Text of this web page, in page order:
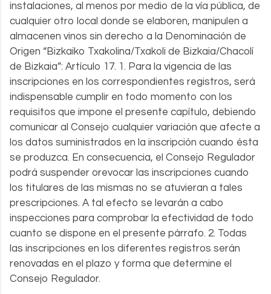
instalaciones, al menos por medio de la vía pública, de
cualquier otro local donde se elaboren, manipulen a
almacenen vinos sin derecho a la Denominación de
Origen “Bizkaiko Txakolina/Txakoli de Bizkaia/Chacolí
de Bizkaia”: Artículo 17. 1. Para la vigencia de las
inscripciones en los correspondientes registros, será
indispensable cumplir en todo momento con los
requisitos que impone el presente capítulo, debiendo
comunicar al Consejo cualquier variación que afecte a
los datos suministrados en la inscripción cuando ésta
se produzca. En consecuencia, el Consejo Regulador
podrá suspender orevocar las inscripciones cuando
los titulares de las mismas no se atuvieran a tales
prescripciones. A tal efecto se levarán a cabo
inspecciones para comprobar la efectividad de todo
cuanto se dispone en el presente párrafo. 2. Todas
las inscripciones en los diferentes registros serán
renovadas en el plazo y forma que determine el
Consejo Regulador.